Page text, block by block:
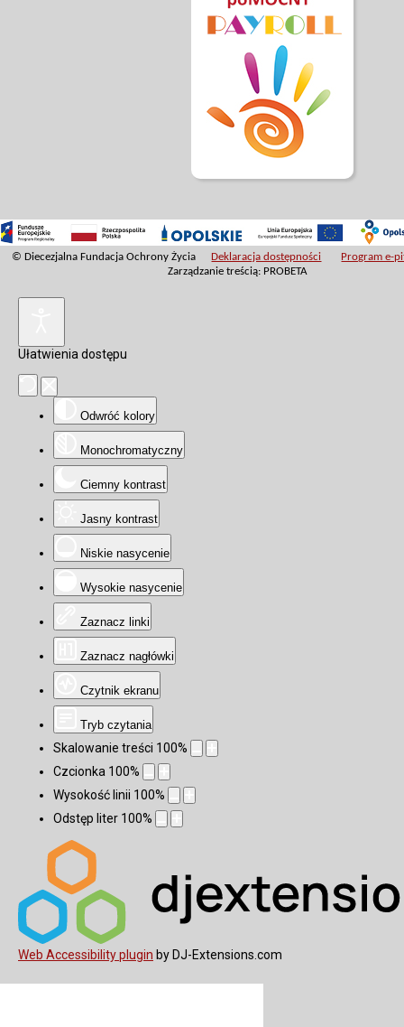
© Diecezjalna Fundacja Ochrony Życia Deklaracja dostępności
Program e-
Zarządzanie treścią: PROBETA
Ułatwienia dostępu
Odwróć kolory
Monochromatyczny
Ciemny kontrast
Jasny kontrast
Niskie nasycenie
Wysokie nasycenie
Zaznacz linki
Zaznacz nagłówki
Czytnik ekranu
Tryb czytania
Skalowanie treści 100%
Czcionka 100%
Wysokość linii 100%
Odstęp liter 100%
Web Accessibility plugin by DJ-Extensions.com